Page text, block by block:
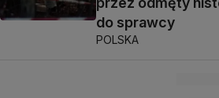
do sprawcy
POLSKA